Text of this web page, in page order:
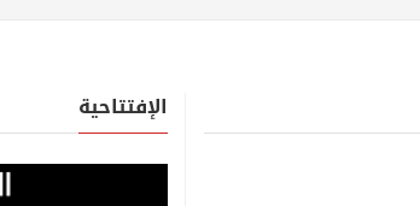
الإفتتاحية